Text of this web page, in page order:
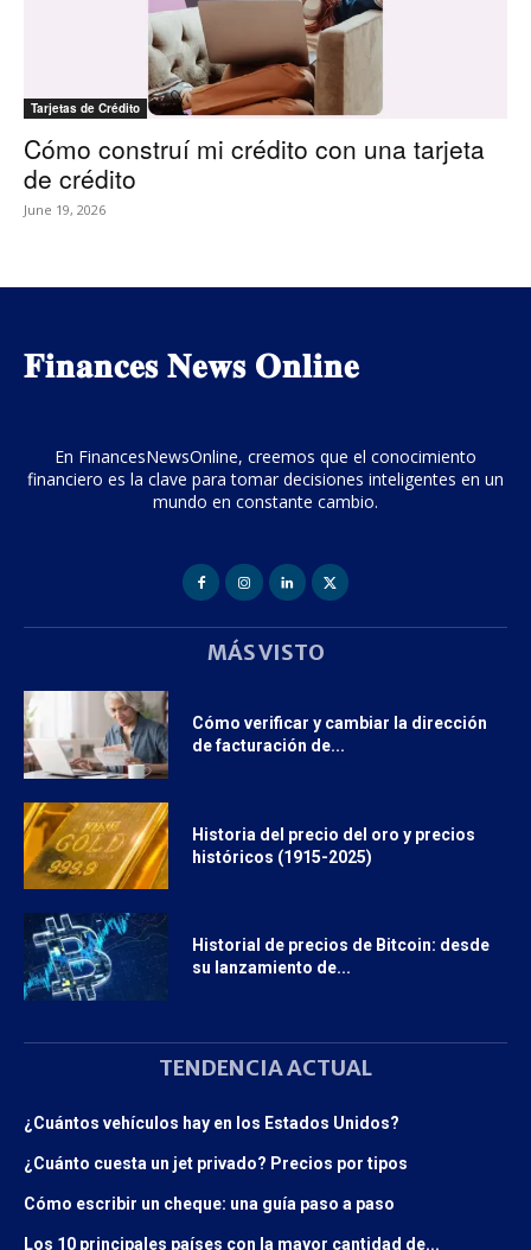
Tarjetas de Crédito
Cómo construí mi crédito con una tarjeta
de crédito
June 19, 2026
𝐅𝐢𝐧𝐚𝐧𝐜𝐞𝐬 𝐍𝐞𝐰𝐬 𝐎𝐧𝐥𝐢𝐧𝐞
En FinancesNewsOnline, creemos que el conocimiento
financiero es la clave para tomar decisiones inteligentes en un
mundo en constante cambio.
MÁS VISTO
Cómo verificar y cambiar la dirección
de facturación de...
Historia del precio del oro y precios
históricos (1915-2025)
Historial de precios de Bitcoin: desde
su lanzamiento de...
TENDENCIA ACTUAL
¿Cuántos vehículos hay en los Estados Unidos?
¿Cuánto cuesta un jet privado? Precios por tipos
Cómo escribir un cheque: una guía paso a paso
Los 10 principales países con la mayor cantidad de...